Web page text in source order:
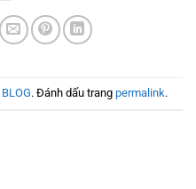
BLOG. Đánh dấu trang permalink.